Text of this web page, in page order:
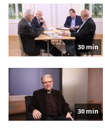
30 min
30 min